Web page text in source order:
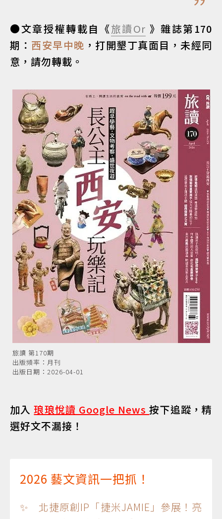
●文章授權轉載自《旅讀Or 》雜誌第170
期： 西安早中晚 ，打開墾丁真面目，未經同
意，請勿轉載。
旅讀 第170期
出版頻率：月刊
出版日期：2026-04-01
加入琅琅悅讀 Google News按下追蹤，精
選好文不漏接！
2026 藝文資訊一把抓！
✨ 北捷原創IP「捷米JAMIE」參展！亮